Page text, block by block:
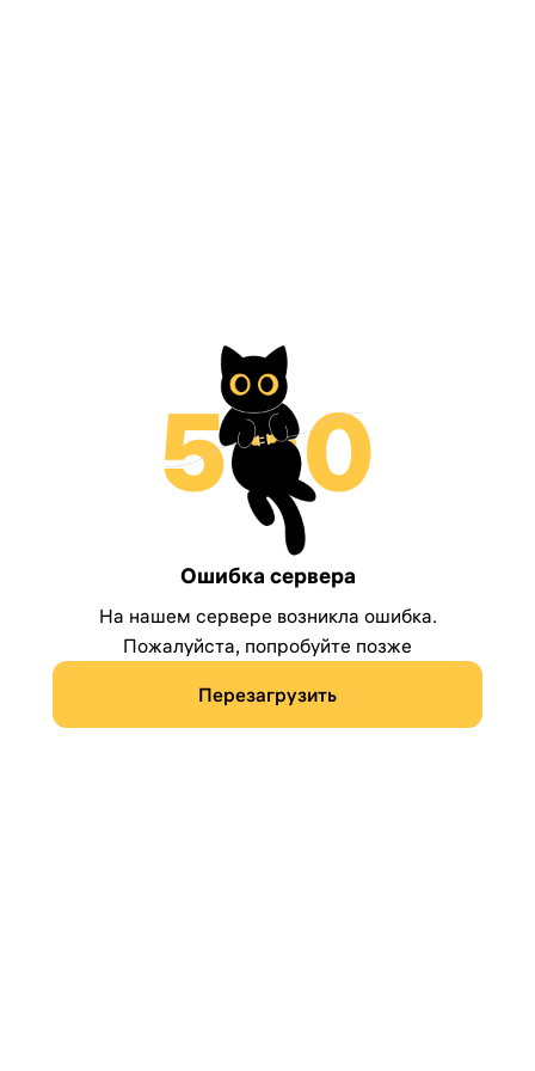
Ошибка сервера
На нашем сервере возникла ошибка.
Пожалуйста, попробуйте позже
Перезагрузить